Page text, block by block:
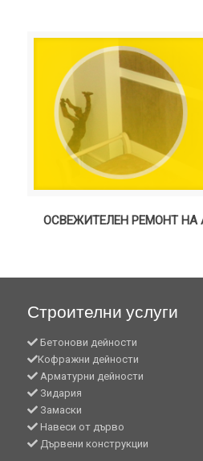
ОСВЕЖИТЕЛЕН РЕМОНТ НА
Строителни услуги
Бетонови дейности
Кофражни дейности
Арматурни дейности
Зидария
Замаски
Навеси от дърво
Дървени конструкции